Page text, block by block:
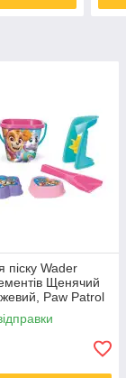
піску Wader
Щенячий
Paw Patrol